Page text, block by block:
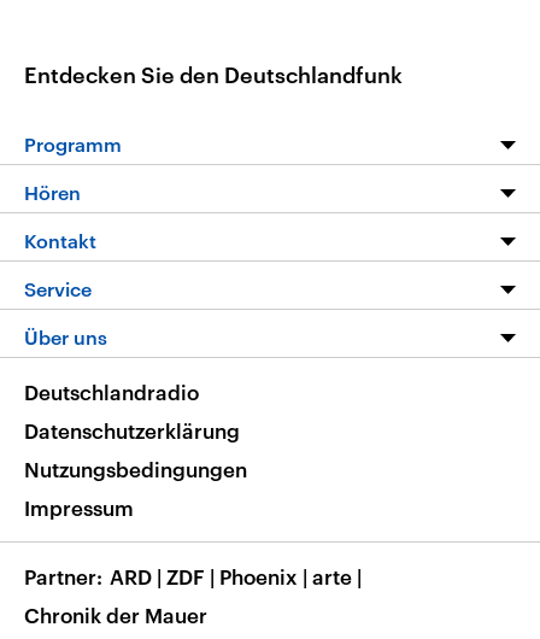
Entdecken Sie den Deutschlandfunk
Programm
Programm
Die Nachrichten
Nachrichtenleicht
Neue Beiträge auf dlf.de
Hören
Livestream
Podcasts
Deutschlandfunk App
Nachrichten App
Frequenzen
Kontakt
Hörerservice
Service
FAQ
Veranstaltungen
Musikliste
RSS
Über uns
Barrierefreiheit
Deutschlandradio
Datenschutzerklärung
Nutzungsbedingungen
Impressum
Partner ARD | ZDF | Phoenix | arte |
Chronik der Mauer